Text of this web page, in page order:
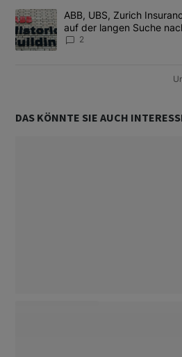
Ein Trendartikel mit dem Titel
ABB, UBS, Zurich
auf der langen Suche
2
DAS KÖNNTE SIE AUCH